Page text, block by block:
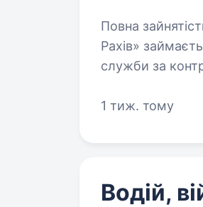
Повна зайнятість. Також
Рахів»
служби за
1 тиж. тому
Водій,